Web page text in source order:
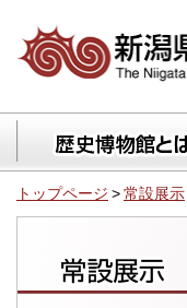
トップページ > 常設展示